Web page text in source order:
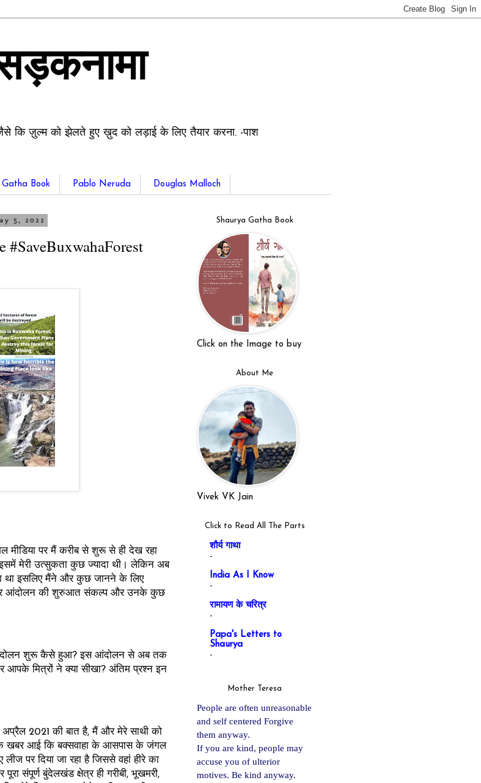
कि ज़ुल्म को झेलते हुए ख़ुद को लड़ाई के लिए तैयार करना. -पाश
Gatha Book Pablo Neruda Douglas Malloch
5, 2022
पर मैं करीब से शुरू से ही देख रहा
मेरी उत्सुकता कुछ ज्यादा थी। लेकिन अब
था इसलिए मैंने और कुछ जानने के लिए
आंदोलन की शुरुआत संकल्प और उनके कुछ
शुरू कैसे हुआ? इस आंदोलन से अब तक
मित्रों ने क्या सीखा? अंतिम प्रश्न इन
2021 की बात है, मैं और मेरे साथी को
खबर आई कि बक्सवाहा के आसपास के जंगल
पर दिया जा रहा है जिससे वहां हीरे का
संपूर्ण बुंदेलखंड क्षेत्र ही गरीबी, भूखमरी,
Shaurya Gatha Book
Click on the Image to buy
About Me
Vivek VK Jain
Click to Read All The Parts
शौर्य गाथा
-
India As I Know
-
रामायण के चरित्र
-
Papa's Letters to
Shaurya
-
Mother Teresa
People are often unreasonable
and self centered Forgive
them anyway.
If you are kind, people may
accuse you of ulterior
motives. Be kind anyway.